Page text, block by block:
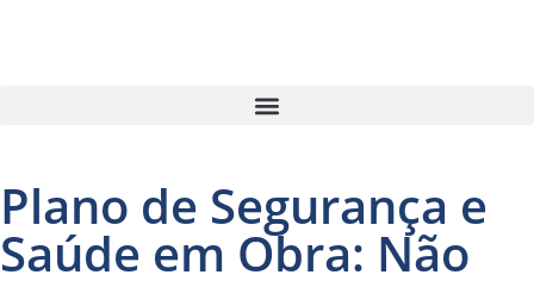
Plano de Segurança e
Saúde em Obra: Não